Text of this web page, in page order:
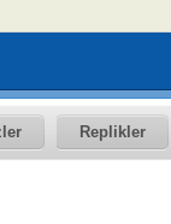
Replikler